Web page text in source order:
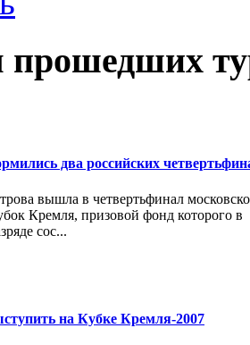
прошедших
два российских
вышла в четвертьфинал
Кремля, призовой фонд которого в
сос...
на Кубке Кремля-2007